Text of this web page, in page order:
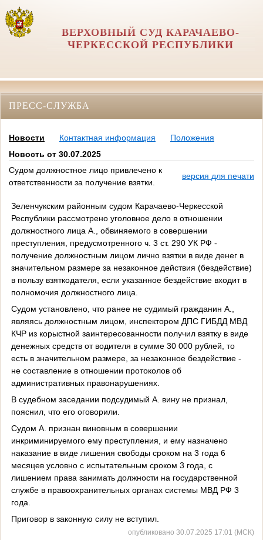
ВЕРХОВНЫЙ СУД КАРАЧАЕВО-
ЧЕРКЕССКОЙ РЕСПУБЛИКИ
ПРЕСС-СЛУЖБА
Новости Контактная информация
Положения
Новость от 30.07.2025
Судом должностное лицо привлечено к
ответственности за получение взятки.
версия для печати
Зеленчукским районным судом Карачаево-Черкесской
Республики рассмотрено уголовное дело в отношении
должностного лица А., обвиняемого в совершении
преступления, предусмотренного ч. 3 ст. 290 УК РФ -
получение должностным лицом лично взятки в виде денег в
значительном размере за незаконное действия (бездействие)
в пользу взяткодателя, если указанное бездействие входит в
полномочия должностного лица.
Судом установлено, что ранее не судимый гражданин А.,
являясь должностным лицом, инспектором ДПС ГИБДД МВД
КЧР из корыстной заинтересованности получил взятку в виде
денежных средств от водителя в сумме 30 000 рублей, то
есть в значительном размере, за незаконное бездействие -
не составление в отношении протоколов об
административных правонарушениях.
В судебном заседании подсудимый А. вину не признал,
пояснил, что его оговорили.
Судом А. признан виновным в совершении
инкриминируемого ему преступления, и ему назначено
наказание в виде лишения свободы сроком на 3 года 6
месяцев условно с испытательным сроком 3 года, с
лишением права занимать должности на государственной
службе в правоохранительных органах системы МВД РФ 3
года.
Приговор в законную силу не вступил.
опубликовано 30.07.2025 17:01 (МСК)